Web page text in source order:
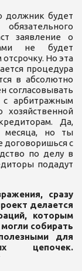
должник будет
заявление о
не будет
Но эта
процедура
в абсолютно
согласовывать
арбитражным
Да,
месяца, но ты
договоришься с
по делу в
подадут
сразу
делается
которым
собирать
для
цепочек.